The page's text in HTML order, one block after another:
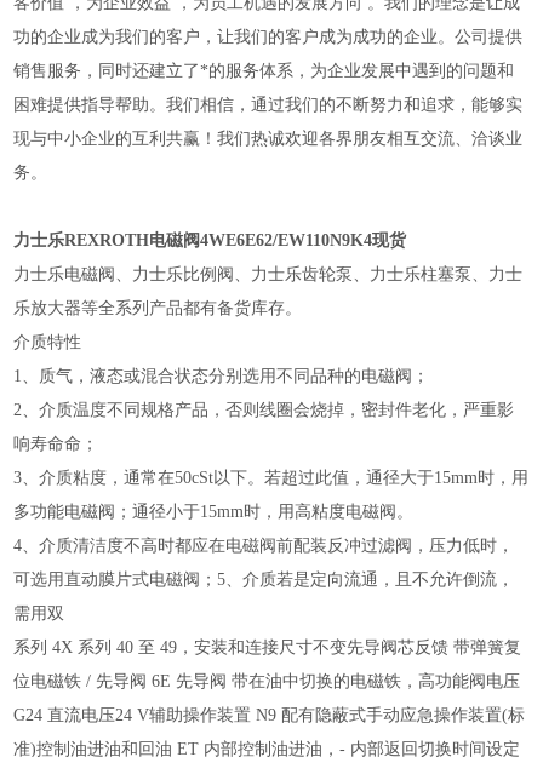
功的企业成为我们的客户，让我们的客户成为成功的企业。公司提供
销售服务，同时还建立了*的服务体系，为企业发展中遇到的问题和
困难提供指导帮助。我们相信，通过我们的不断努力和追求，能够实
现与中小企业的互利共赢！我们热诚欢迎各界朋友相互交流、洽谈业
务。
力士乐REXROTH电磁阀4WE6E62/EW110N9K4现货
力士乐电磁阀、力士乐比例阀、力士乐齿轮泵、力士乐柱塞泵、力士
乐放大器等全系列产品都有备货库存。
介质特性
1、质气，液态或混合状态分别选用不同品种的电磁阀；
2、介质温度不同规格产品，否则线圈会烧掉，密封件老化，严重影
响寿命命；
3、介质粘度，通常在50cSt以下。若超过此值，通径大于15mm时，用
多功能电磁阀；通径小于15mm时，用高粘度电磁阀。
4、介质清洁度不高时都应在电磁阀前配装反冲过滤阀，压力低时，
可选用直动膜片式电磁阀；5、介质若是定向流通，且不允许倒流，
需用双
系列 4X 系列 40 至 49，安装和连接尺寸不变先导阀芯反馈 带弹簧复
位电磁铁 / 先导阀 6E 先导阀 带在油中切换的电磁铁，高功能阀电压
G24 直流电压24 V辅助操作装置 N9 配有隐蔽式手动应急操作装置(标
准)控制油进油和回油 ET 内部控制油进油，- 内部返回切换时间设定